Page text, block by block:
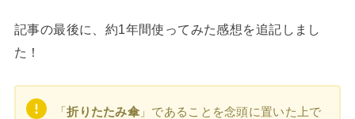
記事の最後に、約1年間使ってみた感想を追記しまし
た！
「折りたたみ傘 」であることを念頭に置いた上で